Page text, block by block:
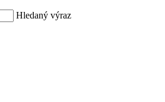
Hledaný výraz